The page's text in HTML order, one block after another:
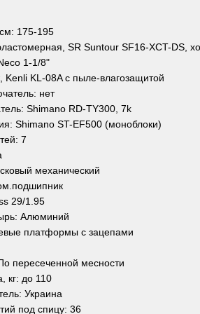
175-195
SR Suntour SF16-XCT-DS,
1-1/8"
Kenli KL-08A с пыле-влагозащитой
нет
Shimano RD-TY300, 7k
Shimano ST-EF500 (моноблоки)
7
механический
29/1.95
Алюминий
платформы с зацепами
пересеченной месности
кг: до 110
Украина
под спицу: 36